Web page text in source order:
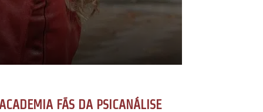
ACADEMIA FÃS DA PSICANÁLISE